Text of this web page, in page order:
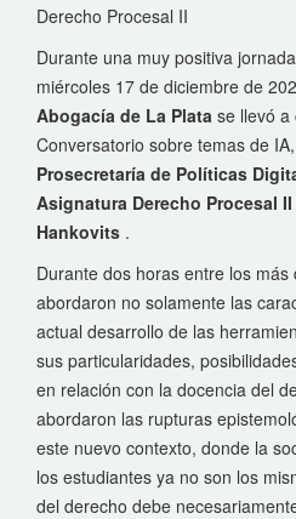
Derecho Procesal II
Durante una muy positiva
miércoles 17 de diciembre de
Abogacía de La Plata se llevó a
Conversatorio sobre temas de
Prosecretaría de Políticas
Asignatura Derecho Procesal
Hankovits .
Durante dos horas entre los
abordaron no solamente las
actual desarrollo de las
sus particularidades,
en relación con la docencia del
abordaron las rupturas
este nuevo contexto, donde la
los estudiantes ya no son los
del derecho debe